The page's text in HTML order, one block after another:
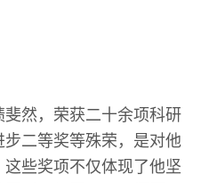
然，荣获二十余项科研
二等奖等殊荣，是对他
些奖项不仅体现了他坚